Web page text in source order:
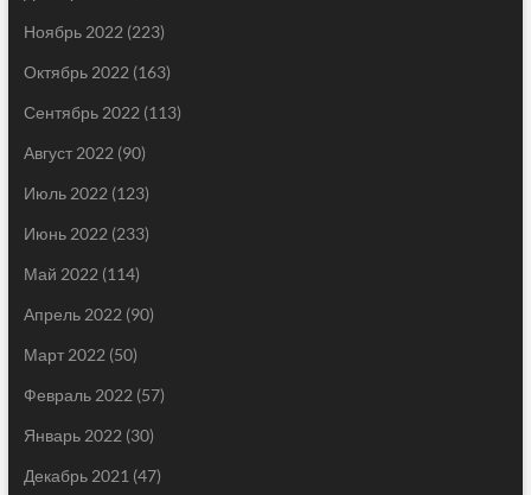
Ноябрь 2022 (223)
Октябрь 2022 (163)
Сентябрь 2022 (113)
Август 2022 (90)
Июль 2022 (123)
Июнь 2022 (233)
Май 2022 (114)
Апрель 2022 (90)
Март 2022 (50)
Февраль 2022 (57)
Январь 2022 (30)
Декабрь 2021 (47)